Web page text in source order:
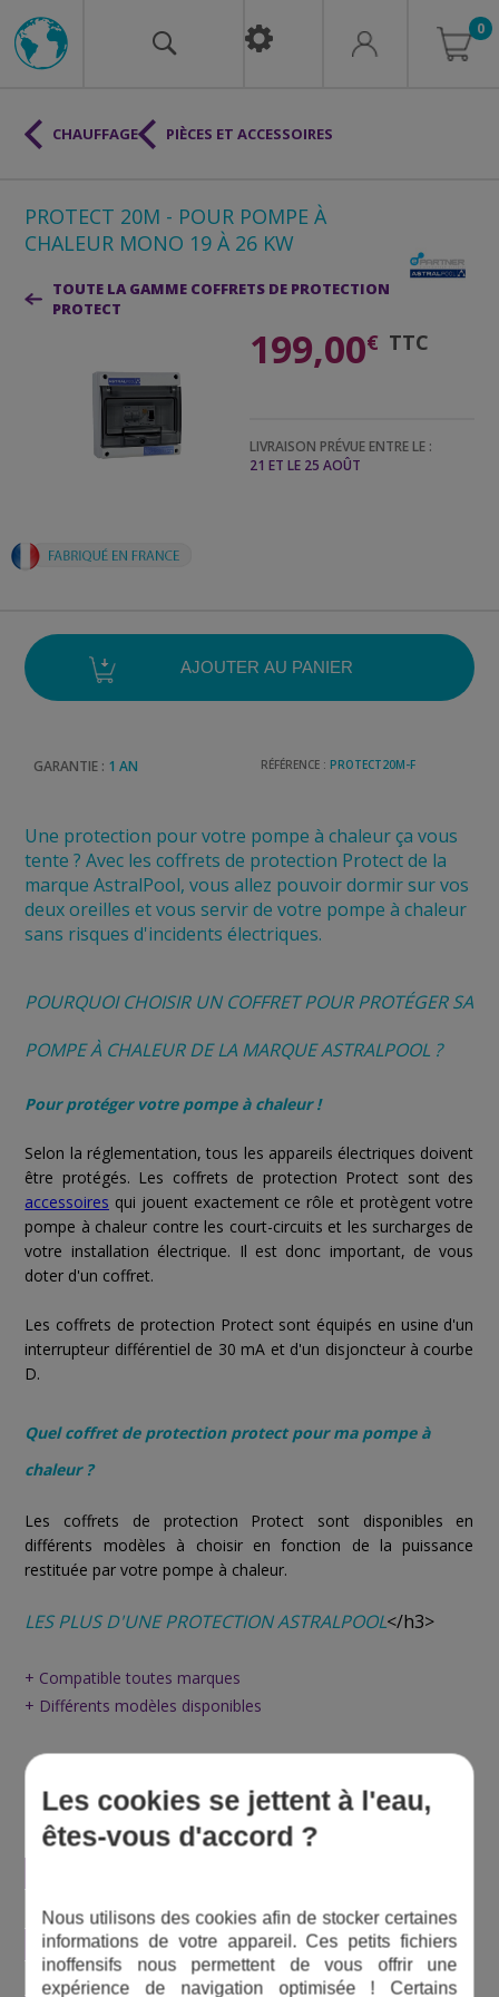
0
PROTECT 20M - POUR POMPE À
CHALEUR MONO 19 À 26 KW
TOUTE LA GAMME COFFRETS DE PROTECTION
PROTECT
199,00€ TTC
LIVRAISON PRÉVUE ENTRE LE :
21 ET LE 25 AOÛT
GARANTIE : 1 AN RÉFÉRENCE : PROTECT20M-F
Une protection pour votre pompe à chaleur ça vous
tente ? Avec les coffrets de protection Protect de la
marque AstralPool, vous allez pouvoir dormir sur vos
deux oreilles et vous servir de votre pompe à chaleur
sans risques d'incidents électriques.
POURQUOI CHOISIR UN COFFRET POUR PROTÉGER SA
POMPE À CHALEUR DE LA MARQUE ASTRALPOOL ?
Pour protéger votre pompe à chaleur !
Selon la réglementation, tous les appareils électriques doivent
être protégés. Les coffrets de protection Protect sont des
accessoires qui jouent exactement ce rôle et protègent votre
pompe à chaleur contre les court-circuits et les surcharges de
votre installation électrique. Il est donc important, de vous
doter d'un coffret.
Les coffrets de protection Protect sont équipés en usine d'un
interrupteur différentiel de 30 mA et d'un disjoncteur à courbe
D.
Quel coffret de protection protect pour ma pompe à
chaleur ?
Les coffrets de protection Protect sont disponibles en
différents modèles à choisir en fonction de la puissance
restituée par votre pompe à chaleur.
LES PLUS D'UNE PROTECTION ASTRALPOOL</h3>
+ Compatible toutes marques
+ Différents modèles disponibles
CARACTÉRISTIQUES TECHNIQUES DES
COFFRETS DE PROTECTION PROTECT
Interrupteur différentiel
30 mA
Type de disjoncteur
Courbe D
Pour pompe à chaleur
De 2,5 à 25 kW
CHAUFFAGE PIÈCES ET ACCESSOIRES
Les cookies se jettent à l'eau,
êtes-vous d'accord ?
Nous utilisons des cookies afin de stocker certaines
informations de votre appareil. Ces petits fichiers
inoffensifs nous permettent de vous offrir une
expérience de navigation optimisée ! Certains